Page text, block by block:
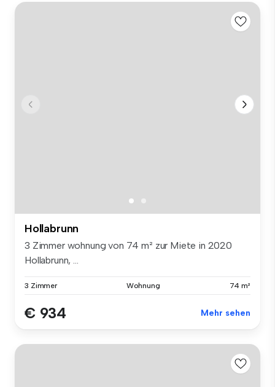
Hollabrunn
3 Zimmer wohnung von 74 m² zur Miete in 2020
Hollabrunn, ...
3 Zimmer Wohnung 74 m²
€ 934 Mehr sehen